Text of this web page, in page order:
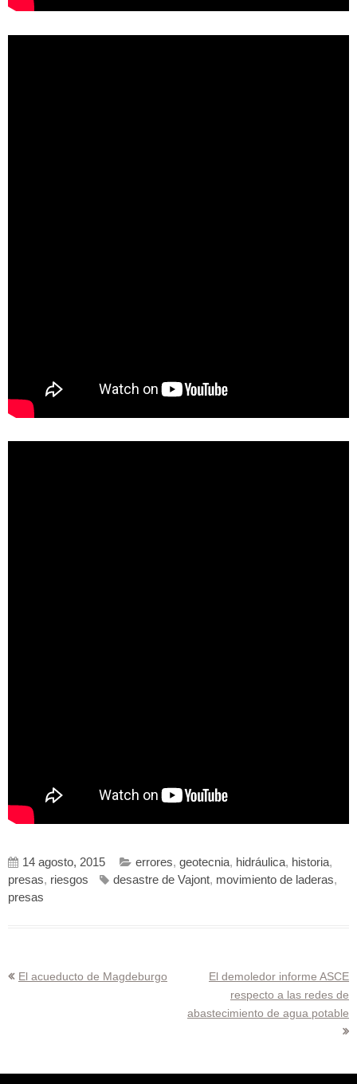
14 agosto, 2015 errores, geotecnia, hidráulica, historia,
presas, riesgos desastre de Vajont, movimiento de laderas,
presas
Navegación
El acueducto de Magdeburgo
El demoledor informe ASCE
respecto a las redes de
abastecimiento de agua potable